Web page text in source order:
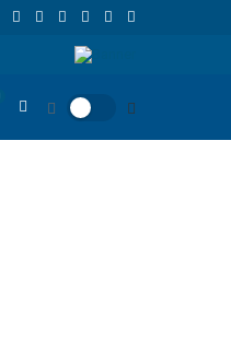
de Ormuz enquanto